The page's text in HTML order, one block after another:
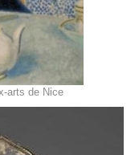
arts de Nice